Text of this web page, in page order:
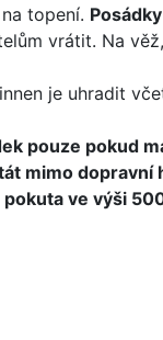
topení.
vrátit. Na
je uhradit
pouze pokud
mimo dopravní
ve výši